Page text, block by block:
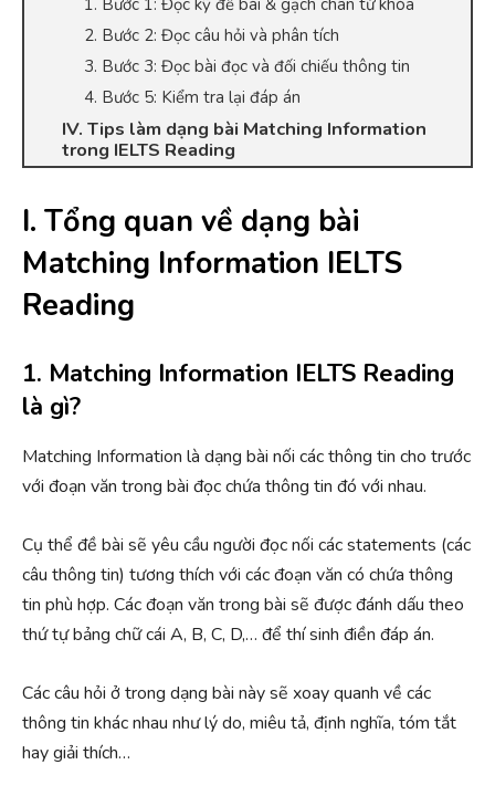
2. Bước 2: Đọc câu hỏi và phân tích
3. Bước 3: Đọc bài đọc và đối chiếu thông tin
4. Bước 5: Kiểm tra lại đáp án
IV. Tips làm dạng bài Matching Information
trong IELTS Reading
I. Tổng quan về dạng bài
Matching Information IELTS
Reading
1. Matching Information IELTS Reading
là gì?
Matching Information là dạng bài nối các thông tin cho trước
với đoạn văn trong bài đọc chứa thông tin đó với nhau.
Cụ thể đề bài sẽ yêu cầu người đọc nối các statements (các
câu thông tin) tương thích với các đoạn văn có chứa thông
tin phù hợp. Các đoạn văn trong bài sẽ được đánh dấu theo
thứ tự bảng chữ cái A, B, C, D,… để thí sinh điền đáp án.
Các câu hỏi ở trong dạng bài này sẽ xoay quanh về các
thông tin khác nhau như lý do, miêu tả, định nghĩa, tóm tắt
hay giải thích…